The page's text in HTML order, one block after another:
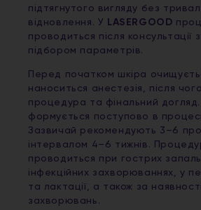
підтягнутого вигляду без
відновлення. У
LASERGOOD
проводиться після консультації
підбором параметрів.
Перед початком шкіра
наноситься анестезія, після
процедура та фінальний догляд.
формується поступово в
Зазвичай рекомендують 3–6
інтервалом 4–6 тижнів.
проводиться при гострих
інфекційних захворюваннях, у
та лактації, а також за
захворювань.